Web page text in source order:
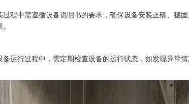
程中需遵循设备说明书的要求，确保设备安装正确、稳
运行过程中，需定期检查设备的运行状态，如发现异常